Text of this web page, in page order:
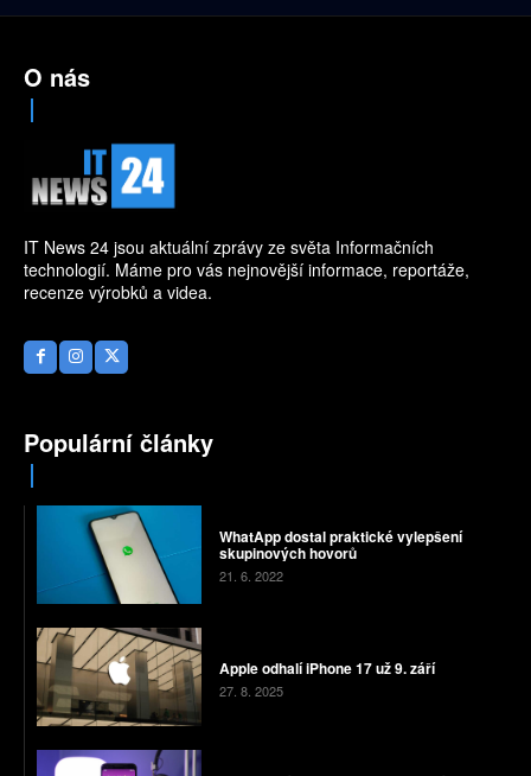
O nás
IT News 24 jsou aktuální zprávy ze světa Informačních
technologií. Máme pro vás nejnovější informace, reportáže,
recenze výrobků a videa.
Populární články
WhatApp dostal praktické vylepšení
skupinových hovorů
21. 6. 2022
Apple odhalí iPhone 17 už 9. září
27. 8. 2025